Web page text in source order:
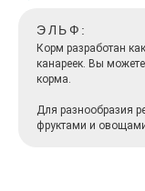
ЭЛЬФ:
Корм разработан
канареек. Вы
корма.
Для разнообразия
фруктами и